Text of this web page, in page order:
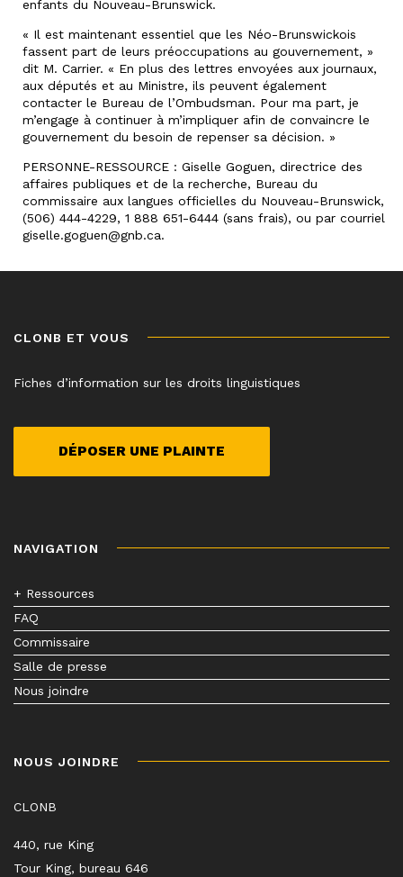
enfants du Nouveau-Brunswick.
« Il est maintenant essentiel que les Néo-Brunswickois
fassent part de leurs préoccupations au gouvernement, »
dit M. Carrier. « En plus des lettres envoyées aux journaux,
aux députés et au Ministre, ils peuvent également
contacter le Bureau de l’Ombudsman. Pour ma part, je
m’engage à continuer à m’impliquer afin de convaincre le
gouvernement du besoin de repenser sa décision. »
PERSONNE-RESSOURCE : Giselle Goguen, directrice des
affaires publiques et de la recherche, Bureau du
commissaire aux langues officielles du Nouveau-Brunswick,
(506) 444-4229, 1 888 651-6444 (sans frais), ou par courriel
giselle.goguen@gnb.ca.
CLONB ET VOUS
Fiches d’information sur les droits linguistiques
DÉPOSER UNE PLAINTE
NAVIGATION
+ Ressources
FAQ
Commissaire
Salle de presse
Nous joindre
NOUS JOINDRE
CLONB
440, rue King
Tour King, bureau 646